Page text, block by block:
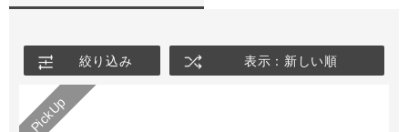
絞り込み 表示：新しい順